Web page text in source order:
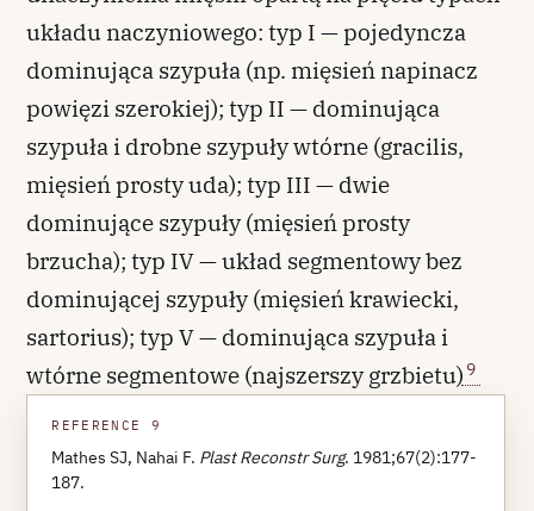
układu naczyniowego: typ I — pojedyncza
dominująca szypuła (np. mięsień napinacz
powięzi szerokiej); typ II — dominująca
szypuła i drobne szypuły wtórne (gracilis,
mięsień prosty uda); typ III — dwie
dominujące szypuły (mięsień prosty
brzucha); typ IV — układ segmentowy bez
dominującej szypuły (mięsień krawiecki,
sartorius); typ V — dominująca szypuła i
wtórne segmentowe (najszerszy grzbietu) 9
REFERENCE 9
Mathes SJ, Nahai F. Plast Reconstr Surg. 1981;67(2):177-
187.